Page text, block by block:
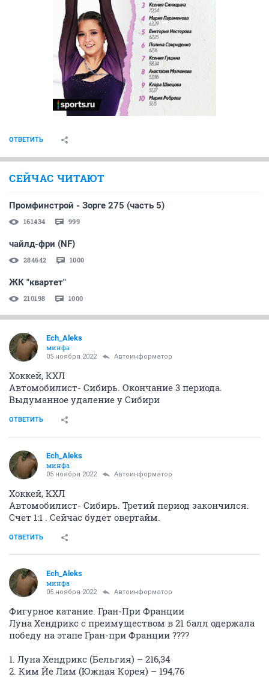
ОТВЕТИТЬ
СЕЙЧАС ЧИТАЮТ
Промфинстрой - Зорге 275 (часть 5)
161434 999
чайлд-фри (NF)
284642 1000
ЖК "квартет"
210198 1000
Ech_Aleks
минфа
05 ноября 2022 Автоинформатор
Хоккей, КХЛ
Автомобилист- Сибирь. Окончание 3 периода.
Выдуманное удаление у Сибири
ОТВЕТИТЬ
Ech_Aleks
минфа
05 ноября 2022 Автоинформатор
Хоккей, КХЛ
Автомобилист- Сибирь. Третий период закончился.
Счет 1:1 . Сейчас будет овертайм.
ОТВЕТИТЬ
Ech_Aleks
минфа
05 ноября 2022 Автоинформатор
Фигурное катание. Гран-При Франции
Луна Хендрикс с преимуществом в 21 балл одержала
победу на этапе Гран-при Франции ????
1. Луна Хендрикс (Бельгия) – 216,34
2. Ким Йе Лим (Южная Корея) – 194,76